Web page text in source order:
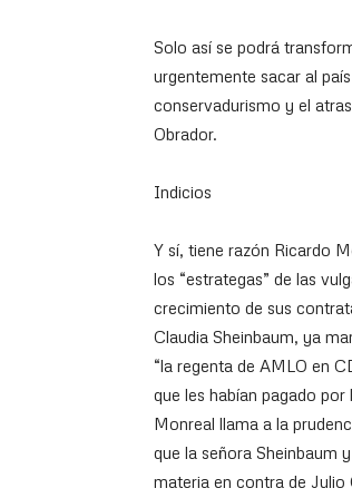
Solo así se podrá
urgentemente sacar al
conservadurismo y el
Obrador.
Indicios
Y sí, tiene razón Ricardo
los “estrategas” de las
crecimiento de sus
Claudia Sheinbaum, ya
“la regenta de AMLO en
que les habían pagado
Monreal llama a la
que la señora Sheinbaum
materia en contra de Julio